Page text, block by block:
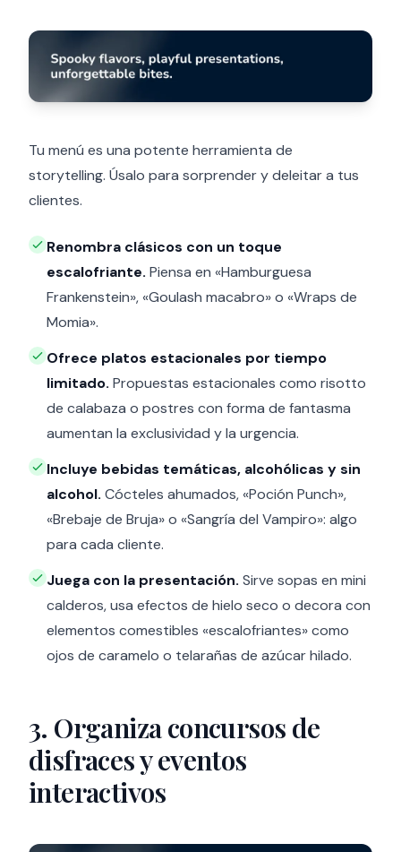
Tu menú es una potente herramienta de
storytelling. Úsalo para sorprender y deleitar a tus
clientes.
Renombra clásicos con un toque
escalofriante. Piensa en «Hamburguesa
Frankenstein», «Goulash macabro» o «Wraps de
Momia».
Ofrece platos estacionales por tiempo
limitado. Propuestas estacionales como risotto
de calabaza o postres con forma de fantasma
aumentan la exclusividad y la urgencia.
Incluye bebidas temáticas, alcohólicas y sin
alcohol. Cócteles ahumados, «Poción Punch»,
«Brebaje de Bruja» o «Sangría del Vampiro»: algo
para cada cliente.
Juega con la presentación. Sirve sopas en mini
calderos, usa efectos de hielo seco o decora con
elementos comestibles «escalofriantes» como
ojos de caramelo o telarañas de azúcar hilado.
3. Organiza concursos de
disfraces y eventos
interactivos